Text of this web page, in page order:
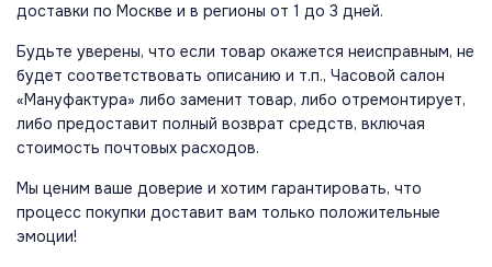
доставки по Москве и в регионы от 1 до 3 дней.
Будьте уверены, что если товар окажется неисправным, не
будет соответствовать описанию и т.п., Часовой салон
«Мануфактура» либо заменит товар, либо отремонтирует,
либо предоставит полный возврат средств, включая
стоимость почтовых расходов.
Мы ценим ваше доверие и хотим гарантировать, что
процесс покупки доставит вам только положительные
эмоции!